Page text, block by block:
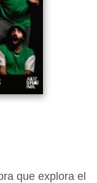
que explora el